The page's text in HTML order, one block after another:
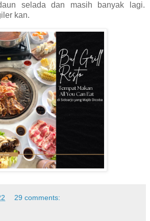
selada dan masih banyak lagi.
kan.
29 comments: